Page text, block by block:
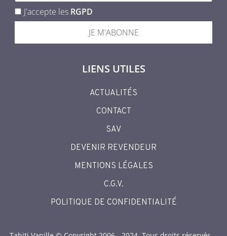
J'accepte les RGPD
JE M'ABONNE
LIENS UTILES
ACTUALITÉS
CONTACT
SAV
DEVENIR REVENDEUR
MENTIONS LÉGALES
C.G.V.
POLITIQUE DE CONFIDENTIALITÉ